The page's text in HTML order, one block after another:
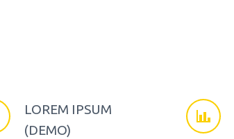
LOREM IPSUM
(DEMO)

